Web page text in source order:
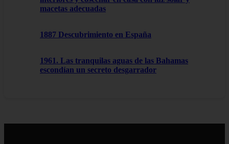
macetas adecuadas
1887 Descubrimiento en España
1961. Las tranquilas aguas de las Bahamas
escondían un secreto desgarrador